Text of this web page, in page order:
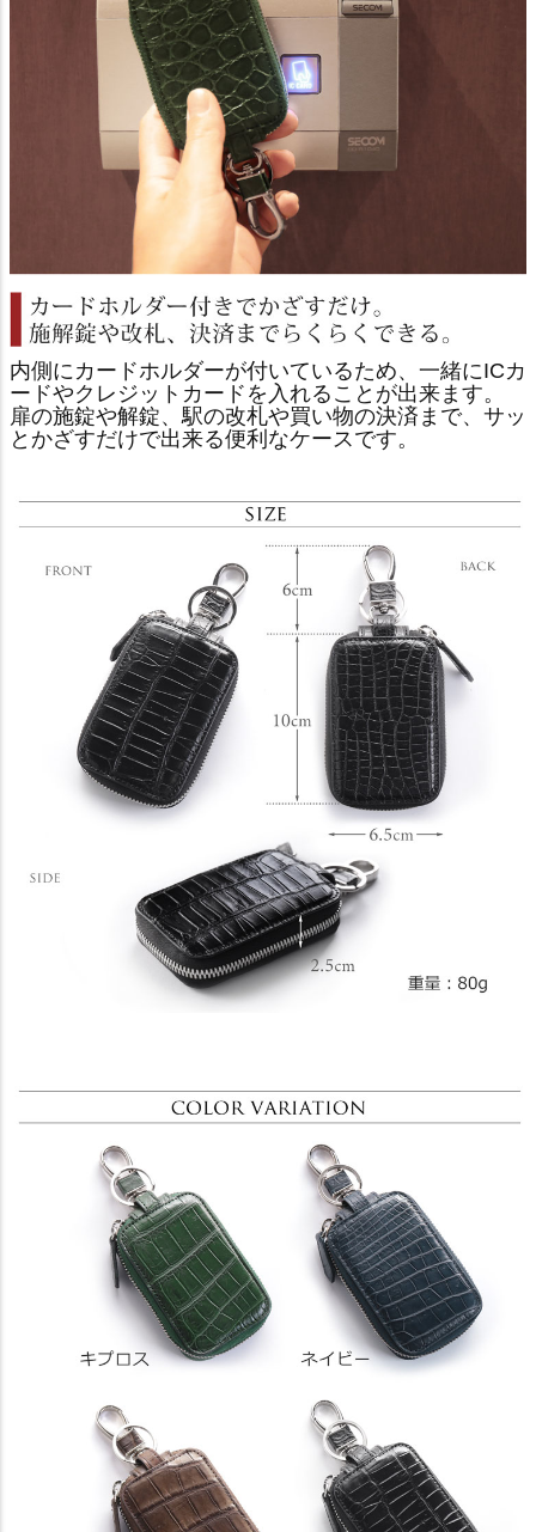
内側にカードホルダーが付いているため、一緒にICカ
ードやクレジットカードを入れることが出来ます。
扉の施錠や解錠、駅の改札や買い物の決済まで、サッ
とかざすだけで出来る便利なケースです。